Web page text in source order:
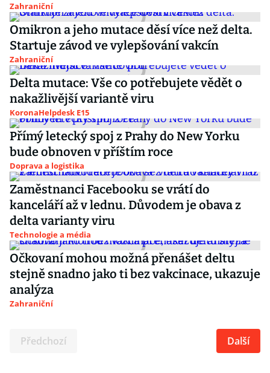
Zahraniční
Omikron a jeho mutace děsí více než delta.
Startuje závod ve vylepšování vakcín
Zahraniční
Delta mutace: Vše co potřebujete vědět o
nakažlivější variantě viru
KoronaHelpdesk E15
Přímý letecký spoj z Prahy do New Yorku
bude obnoven v příštím roce
Doprava a logistika
Zaměstnanci Facebooku se vrátí do
kanceláří až v lednu. Důvodem je obava z
delta varianty viru
Technologie a média
Očkovaní mohou možná přenášet deltu
stejně snadno jako ti bez vakcinace, ukazuje
analýza
Zahraniční
Předchozí Další